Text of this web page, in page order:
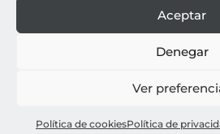
Aceptar
Denegar
Ver
Política de cookiesPolítica de
© all rights